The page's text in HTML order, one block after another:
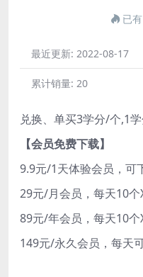
已有
最近更新: 2022-08-17
累计销量: 20
兑换、单买3学分/个,1
【会员免费下载】
9.9元/1天体验会员，可
29元/月会员，每天10个
89元/年会员，每天10个
149元/永久会员，每天